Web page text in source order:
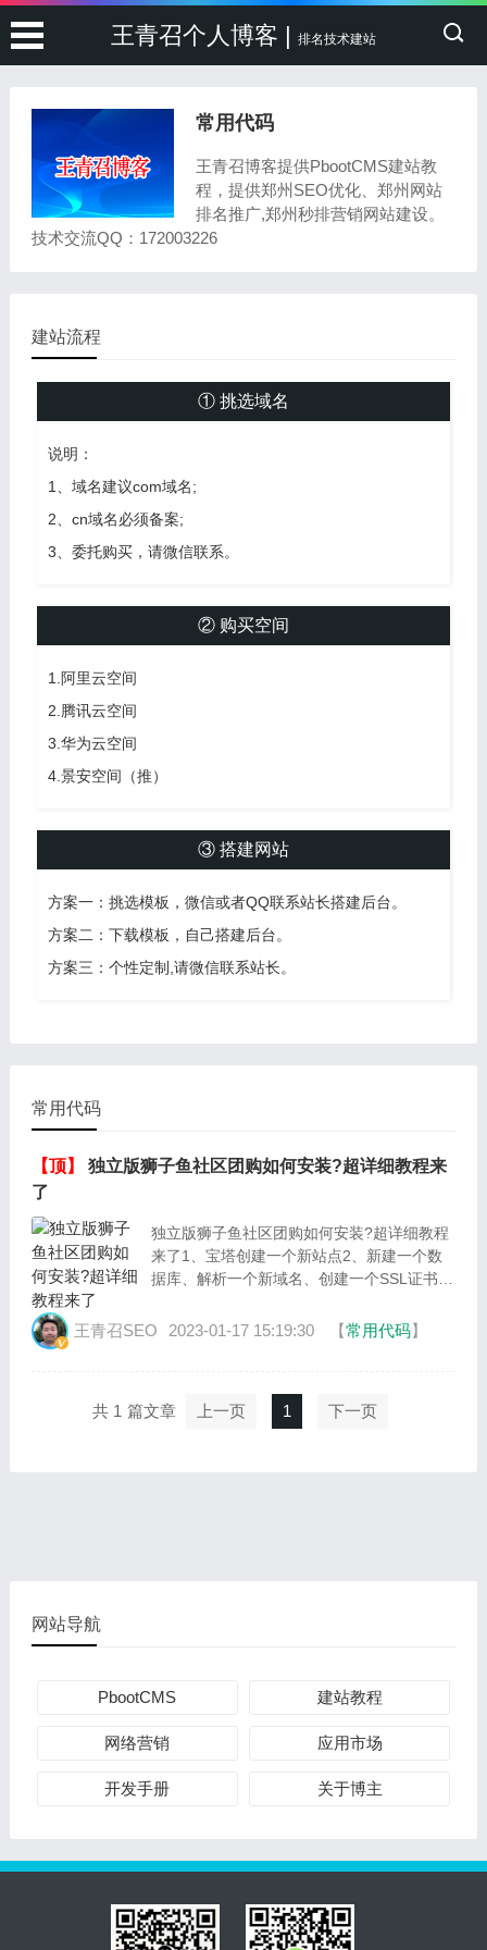
王青召个人博客 | 排名技术建站
常用代码
王青召博客提供PbootCMS建站教
程，提供郑州SEO优化、郑州网站
排名推广,郑州秒排营销网站建设。
技术交流QQ：172003226
建站流程
① 挑选域名
说明：
1、域名建议com域名;
2、cn域名必须备案;
3、委托购买，请微信联系。
② 购买空间
1.阿里云空间
2.腾讯云空间
3.华为云空间
4.景安空间（推）
③ 搭建网站
方案一：挑选模板，微信或者QQ联系站长搭建后台。
方案二：下载模板，自己搭建后台。
方案三：个性定制,请微信联系站长。
常用代码
【顶】
独立版狮子鱼社区团购如何安装?超详细教程来
了
独立版狮子鱼社区团购如何安装?超详细教程
来了1、宝塔创建一个新站点2、新建一个数
据库、解析一个新域名、创建一个SSL证书,
作:4、打包后台根目录文件至压缩文件“···
王青召SEO 2023-01-17 15:19:30 【常用代码】
共 1 上一页 1 下一页
网站导航
PbootCMS 建站教程
网络营销 应用市场
开发手册 关于博主